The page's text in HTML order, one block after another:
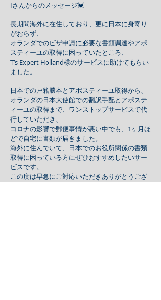
Iさんからのメッセージ💓
長期間海外に在住しており、更に日本に身寄り
がおらず、
オランダでのビザ申請に必要な書類調達やアポ
スティーユの取得に困っていたところ、
T’s Expert Holland様のサービスに助けてもらい
ました。
日本での戸籍謄本とアポスティーユ取得から、
オランダの日本大使館での翻訳手配とアポステ
ィーユの取得まで、ワンストップサービスで代
行していただき、
コロナの影響で郵便事情が悪い中でも、1ヶ月ほ
どで自宅に書類が届きました。
海外に住んでいて、日本でのお役所関係の書類
取得に困っている方にぜひおすすめしたいサー
ビスです。
この度は早急にご対応いただきありがとうござ